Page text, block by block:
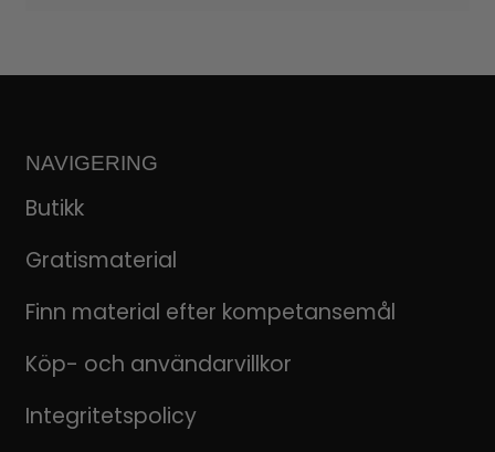
NAVIGERING
Butikk
Gratismaterial
Finn material efter kompetansemål
Köp- och användarvillkor
Integritetspolicy